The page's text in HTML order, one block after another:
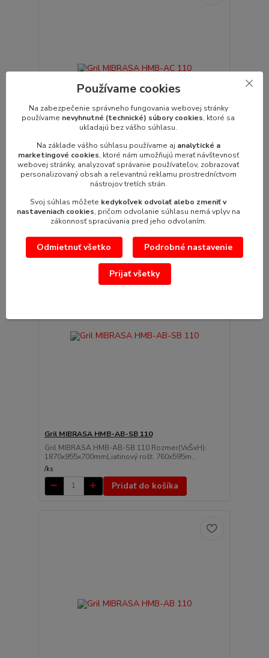
Gril MIBRASA HMB-AC 110
Gril MIBRASA HMB-AC 110 Rozmer(VxŠxH):
1900x1070x705mmLiatinový rošt: 760x595mmP...
/ ks
Pridať do košíka
Gril MIBRASA HMB-AB-SB 110
Gril MIBRASA HMB-AB-SB 110 Rozmer(VxŠxH):
1870x955x700mmLiatinový rošt: 760x595m...
/ks
Pridať do košíka
Používame cookies
Na zabezpečenie správneho fungovania webovej stránky
používame nevyhnutné (technické) súbory cookies, ktoré sa
ukladajú bez vášho súhlasu.
Na základe vášho súhlasu používame aj analytické a
marketingové cookies, ktoré nám umožňujú merať návštevnosť
webovej stránky, analyzovať správanie používateľov, zobrazovať
personalizovaný obsah a relevantnú reklamu prostredníctvom
nástrojov tretích strán.
Svoj súhlas môžete kedykoľvek odvolať alebo zmeniť v
nastaveniach cookies, pričom odvolanie súhlasu nemá vplyv na
zákonnosť spracúvania pred jeho odvolaním.
Odmietnuť všetko Podrobné nastavenie
Prijať všetky